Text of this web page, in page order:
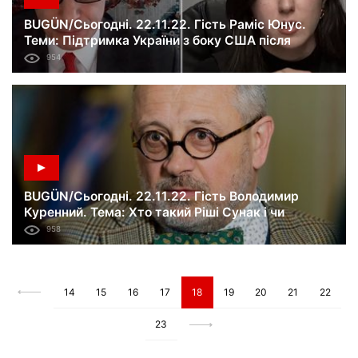
BUGÜN/Сьогодні. 22.11.22. Гість Раміс Юнус.
Теми: Підтримка України з боку США після
виборів у Конгрес; позиція Заходу щодо перемог
України.
954
BUGÜN/Сьогодні. 22.11.22. Гість Володимир
Куренний. Тема: Хто такий Ріші Сунак і чи
продожить він політику Джонсона щодо
підтримки України.
958
14 15 16 17 18 19 20 21 22
23